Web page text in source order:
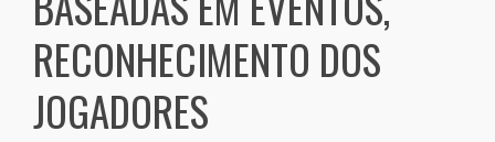
RECONHECIMENTO DOS
JOGADORES